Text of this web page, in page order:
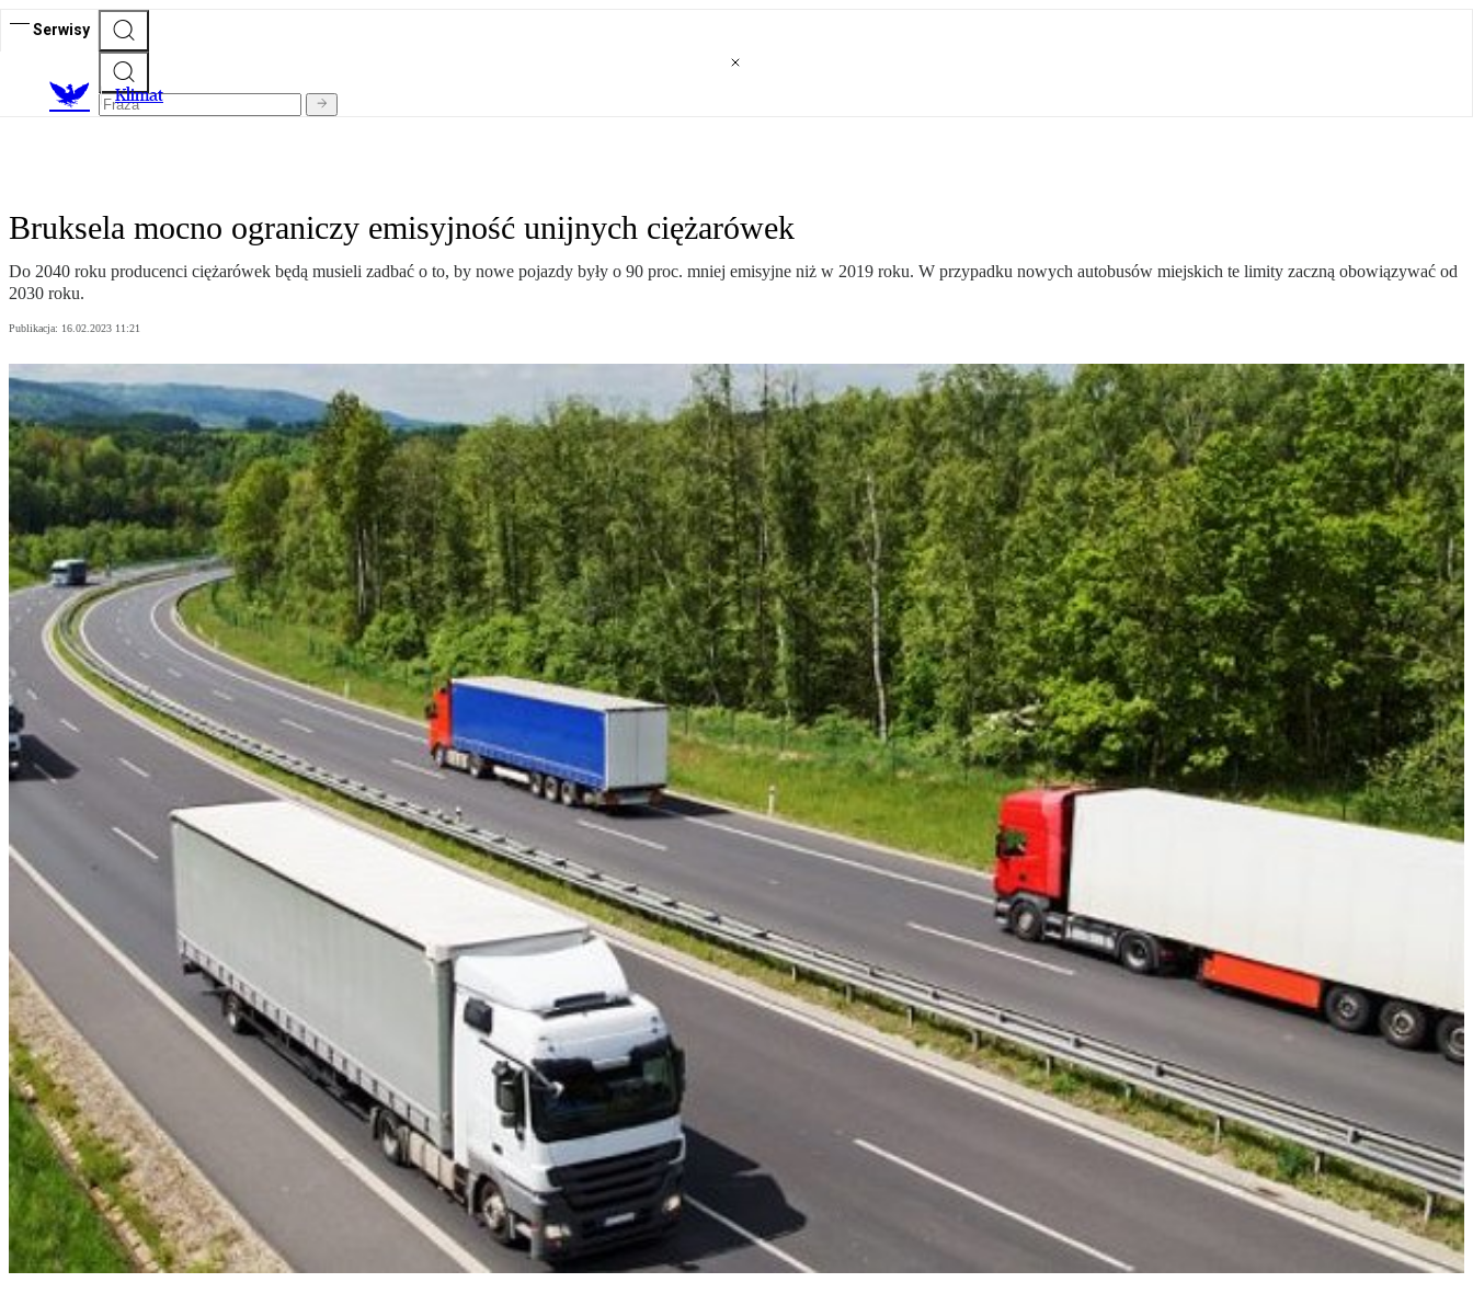
Serwisy
Klimat
Bruksela mocno ograniczy emisyjność unijnych ciężarówek
Do 2040 roku producenci ciężarówek będą musieli zadbać o to, by nowe pojazdy były o 90 proc. mniej emisyjne niż w 2019 roku. W przypadku nowych autobusów miejskich te limity zaczną obowiązywać od
2030 roku.
Publikacja: 16.02.2023 11:21